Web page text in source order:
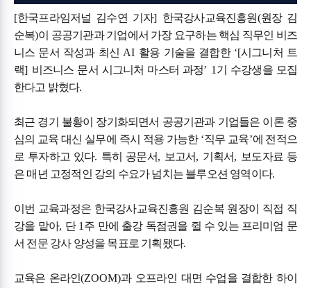
[한국프라임저널 김수연 기자] 한국강사교육진흥원(원장 김
순복)이 공공기관과 기업에서 가장 요구하는 핵심 직무인 비즈
니스 문서 작성과 최신 AI 활용 기술을 결합한 ‘[시그니처 트
랙] 비즈니스 문서 시그니처 마스터 과정’ 1 기 수강생을 모집
한다고 밝혔다.
최근 경기 불황이 장기화되면서 공공기관과 기업들은 이론 중
심의 교육 대신 실무에 즉시 적용 가능한 ‘직무 교육’에 전적으
로 투자하고 있다. 특히 공문서, 보고서, 기획서, 보도자료 등
은 매년 고정적인 강의 수요가 넘치는 블루오션 영역이다.
이번 교육과정은 한국강사교육진흥원 김순복 원장이 직접 직
강을 맡아, 단 1 주 만에 출강 독점권을 쥘 수 있는 프리미엄 문
서 전문 강사 양성을 목표로 기획됐다.
교육은 온라인(ZOOM)과 오프라인 대면 수업을 결합한 하이